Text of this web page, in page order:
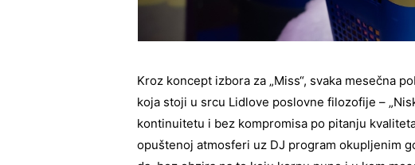
Kroz koncept izbora za „Miss“, svaka mesečna
koja stoji u srcu Lidlove poslovne filozofije –
kontinuitetu i bez kompromisa po pitanju
opuštenoj atmosferi uz DJ program okupljenim